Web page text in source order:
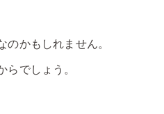
かもしれません。
でしょう。